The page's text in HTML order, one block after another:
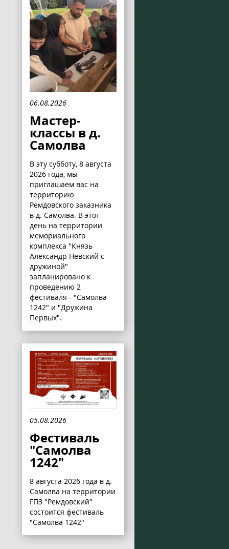
06.08.2026
Мастер-
классы в д.
Самолва
В эту субботу, 8 августа
2026 года, мы
приглашаем вас на
территорию
Ремдовского заказника
в д. Самолва. В этот
день на территории
мемориального
комплекса "Князь
Александр Невский с
дружиной"
запланировано к
проведению 2
фестиваля - "Самолва
1242" и "Дружина
Первых".
05.08.2026
Фестиваль
"Самолва
1242"
8 августа 2026 года в д.
Самолва на территории
ГПЗ "Ремдовский"
состоится фестиваль
"Самолва 1242"